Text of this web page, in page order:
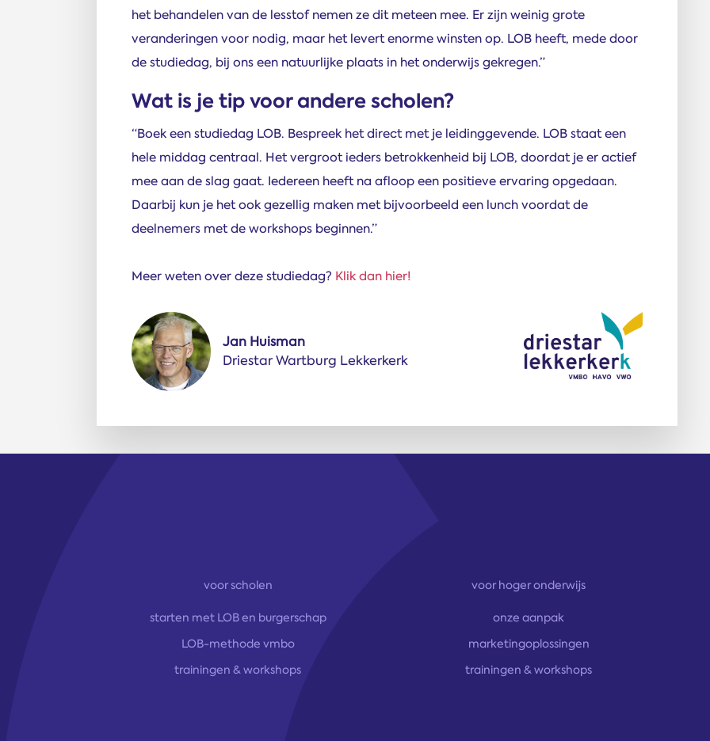
het behandelen van de lesstof nemen ze dit meteen mee. Er zijn weinig grote
veranderingen voor nodig, maar het levert enorme winsten op. LOB heeft, mede door
de studiedag, bij ons een natuurlijke plaats in het onderwijs gekregen.”
Wat is je tip voor andere scholen?
“Boek een studiedag LOB. Bespreek het direct met je leidinggevende. LOB staat een
hele middag centraal. Het vergroot ieders betrokkenheid bij LOB, doordat je er actief
mee aan de slag gaat. Iedereen heeft na afloop een positieve ervaring opgedaan.
Daarbij kun je het ook gezellig maken met bijvoorbeeld een lunch voordat de
deelnemers met de workshops beginnen.”
Meer weten over deze studiedag? Klik dan hier!
Jan Huisman
Driestar Wartburg Lekkerkerk
voor scholen
starten met LOB en burgerschap
LOB-methode vmbo
trainingen & workshops
voor hoger onderwijs
onze aanpak
marketingoplossingen
trainingen & workshops